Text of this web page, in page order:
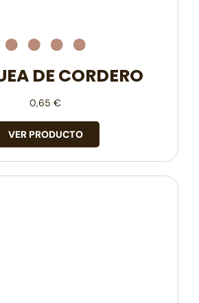
DE CORDERO
0,65 €
VER PRODUCTO